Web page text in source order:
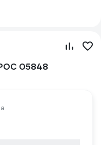
05848